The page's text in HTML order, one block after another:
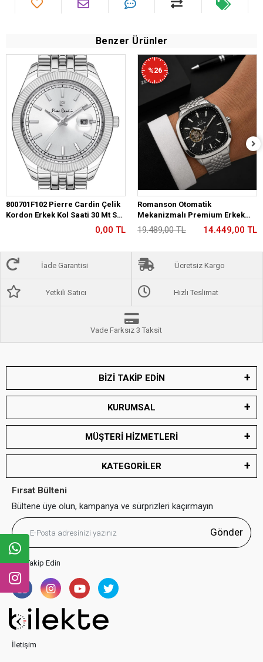
Benzer Ürünler
800701F102 Pierre Cardin Çelik
Kordon Erkek Kol Saati 30 Mt Su
0,00 TL
%26
Romanson Otomatik
Mekanizmalı Premium Erkek
Kol Saati 5 ATM Suya Dayanıklı 2
Yıl Garantili RM2233.12
19.489,00 TL 14.449,00 TL
İade Garantisi Ücretsiz Kargo
Yetkili Satıcı Hızlı Teslimat
Vade Farksız 3 Taksit
BİZİ TAKİP EDİN
KURUMSAL
MÜŞTERİ HİZMETLERİ
KATEGORİLER
Fırsat Bülteni
Bültene üye olun, kampanya ve sürprizleri kaçırmayın
Gönder
Bizi Takip Edin
İletişim